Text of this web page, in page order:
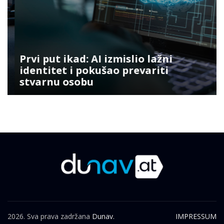
Prvi put ikad: AI izmislio lažni
identitet i pokušao prevariti
stvarnu osobu
2026. Sva prava zadržana Dunav. IMPRESSUM